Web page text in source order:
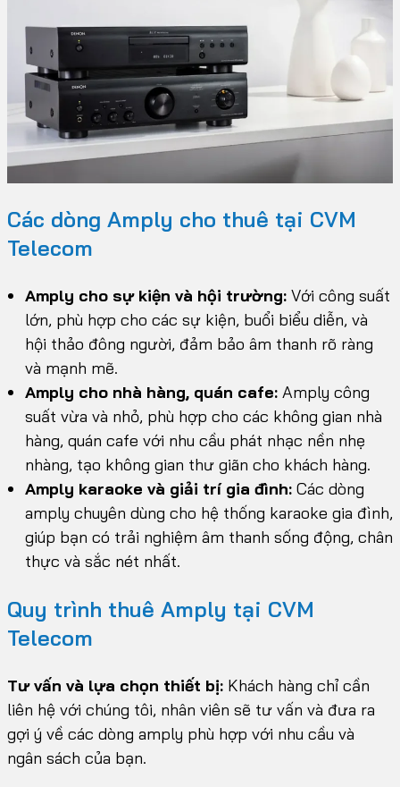
Các dòng Amply cho thuê tại CVM
Telecom
Amply cho sự kiện và hội trường: Với công suất
lớn, phù hợp cho các sự kiện, buổi biểu diễn, và
hội thảo đông người, đảm bảo âm thanh rõ ràng
và mạnh mẽ.
Amply cho nhà hàng, quán cafe: Amply công
suất vừa và nhỏ, phù hợp cho các không gian nhà
hàng, quán cafe với nhu cầu phát nhạc nền nhẹ
nhàng, tạo không gian thư giãn cho khách hàng.
Amply karaoke và giải trí gia đình: Các dòng
amply chuyên dùng cho hệ thống karaoke gia đình,
giúp bạn có trải nghiệm âm thanh sống động, chân
thực và sắc nét nhất.
Quy trình thuê Amply tại CVM
Telecom
Tư vấn và lựa chọn thiết bị: Khách hàng chỉ cần
liên hệ với chúng tôi, nhân viên sẽ tư vấn và đưa ra
gợi ý về các dòng amply phù hợp với nhu cầu và
ngân sách của bạn.